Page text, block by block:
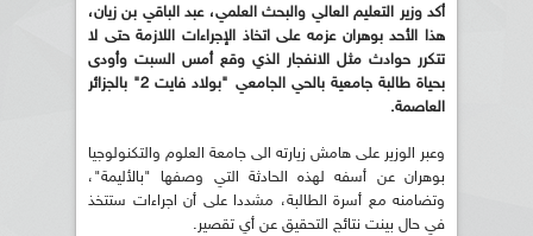
أكد وزير التعليم العالي والبحث العلمي، عبد الباقي بن زيان،
هذا الأحد بوهران عزمه على اتخاذ الإجراءات اللازمة حتى لا
تتكرر حوادث مثل الانفجار الذي وقع أمس السبت وأودى
بحياة طالبة جامعية بالحي الجامعي "بولاد فايت 2" بالجزائر
العاصمة.
وعبر الوزير على هامش زيارته الى جامعة العلوم والتكنولوجيا
بوهران عن أسفه لهذه الحادثة التي وصفها "بالأليمة"،
وتضامنه مع أسرة الطالبة، مشددا على أن اجراءات ستتخذ
في حال بينت نتائج التحقيق عن أي تقصير.